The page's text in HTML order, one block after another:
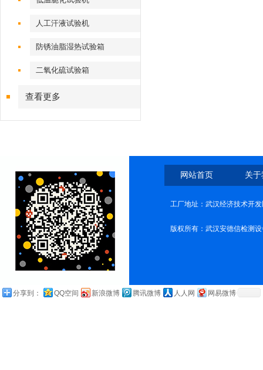
人工汗液试验机
防锈油脂湿热试验箱
二氧化硫试验箱
查看更多
网站首页 关
工厂地址：武汉经济技术开
版权所有：武汉安德信检测
分享到： QQ空间 新浪微博 腾讯微博 人人网 网易微博